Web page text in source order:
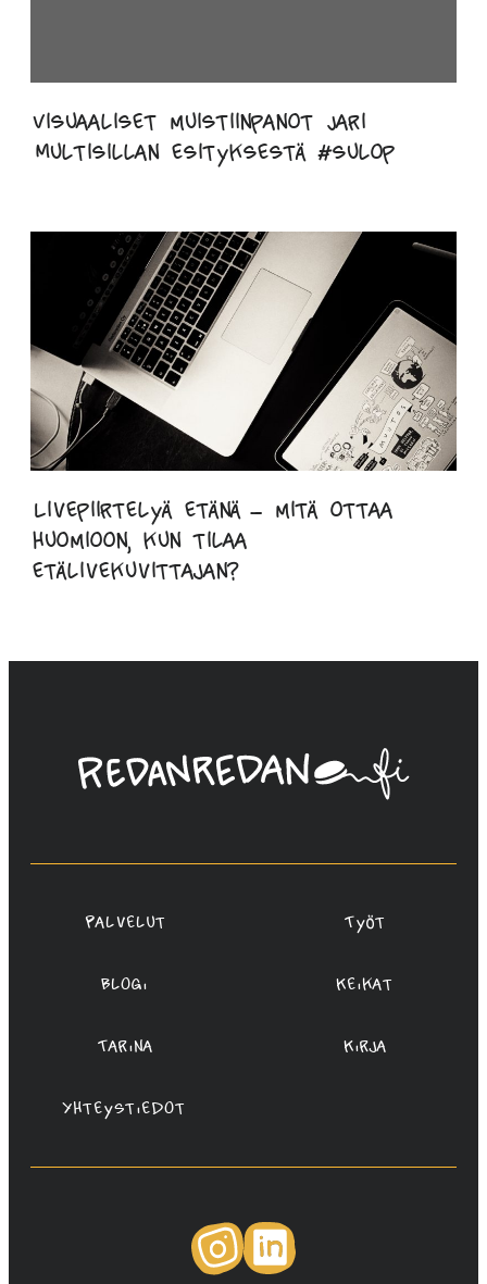
Visuaaliset muistiinpanot Jari
Multisillan esityksestä #sulop
Livepiirtelyä etänä – mitä ottaa
huomioon, kun tilaa
etälivekuvittajan?
Linda
Saukko-
Oy
Palvelut Työt
Blogi Keikat
Tarina Kirja
Yhteystiedot
Instagram